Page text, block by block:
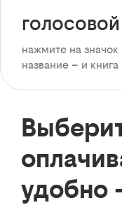
нажмите на
название – и книга
удобно